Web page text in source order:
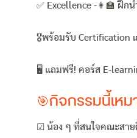
✅ Excellence -👩‍🏫 ฝึก
🎖พร้อมรับ Certification
🖥 แถมฟรี! คอร์ส E-
🎯กิจกรรมนี้เหม
☑ น้อง ๆ ที่สนใจคณะสาย